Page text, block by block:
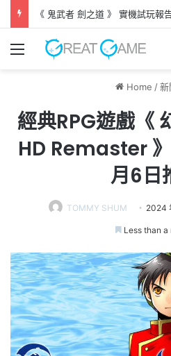
《 鬼武者 劍之道 》 實機試玩報
Menu
Home /新
經典RPG遊戲《
HD Remaster
月6日
TOMMY SHUM 2024
Less than a